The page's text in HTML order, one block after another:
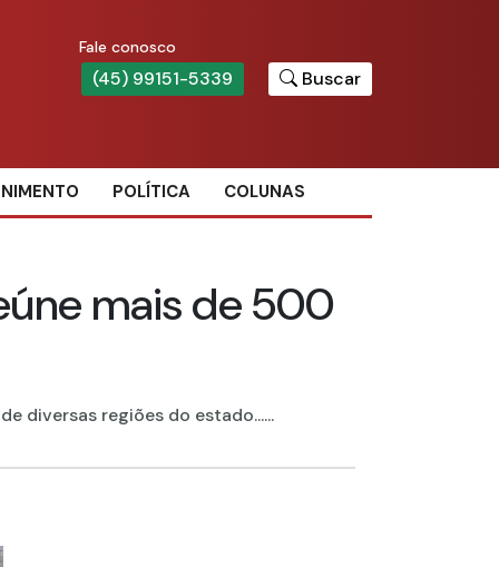
Fale conosco
(45) 99151-5339 Buscar
POLÍTICA COLUNAS
mais de 500
diversas regiões do estado......